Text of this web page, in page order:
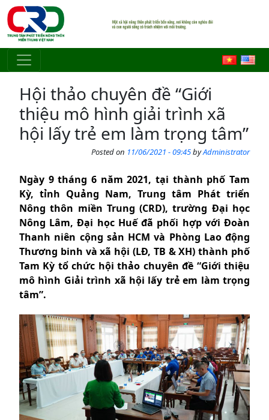
Skip to main content
Hội thảo chuyên đề “Giới
thiệu mô hình giải trình xã
hội lấy trẻ em làm trọng tâm”
Posted on 11/06/2021 - 09:45byAdministrator
Ngày 9 tháng 6 năm 2021, tại thành phố Tam
Kỳ, tỉnh Quảng Nam, Trung tâm Phát triển
Nông thôn miền Trung (CRD), trường Đại học
Nông Lâm, Đại học Huế đã phối hợp vớiĐoàn
Thanh niên cộng sản HCM và Phòng Lao động
Thương binh và xã hội (LĐ, TB & XH) thành phố
Tam Kỳ tổ chức hội thảo chuyên đề “Giới thiệu
mô hình Giải trình xã hội lấy trẻ em làm trọng
tâm”.